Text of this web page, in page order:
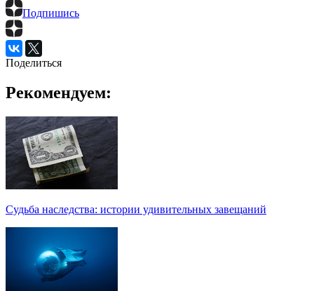
Подпишись
Поделиться
Рекомендуем:
Судьба наследства: истории удивительных завещаний